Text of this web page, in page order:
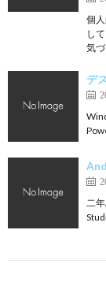
個
し
気
デ
二